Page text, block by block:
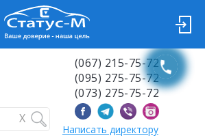
X
(067) 215-75-72
(095) 275-75-72
(073) 275-75-72
Написать директору